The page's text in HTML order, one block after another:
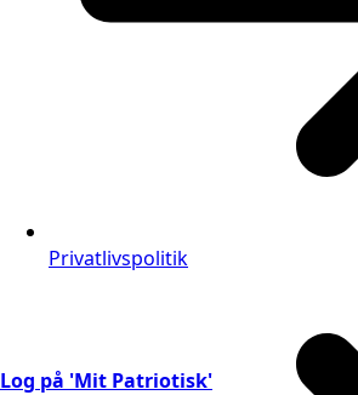
Log på 'Mit Patriotisk'
Privatlivspolitik